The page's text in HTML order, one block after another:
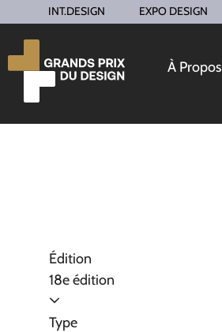
INT.DESIGN EXPO DESIGN
À Propos
Édition
18e édition
Type